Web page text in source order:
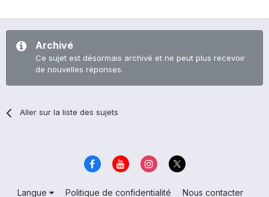
Archivé
Ce sujet est désormais archivé et ne peut plus recevoir
de nouvelles réponses.
Aller sur la liste des sujets
Langue Politique de confidentialité Nous contacter